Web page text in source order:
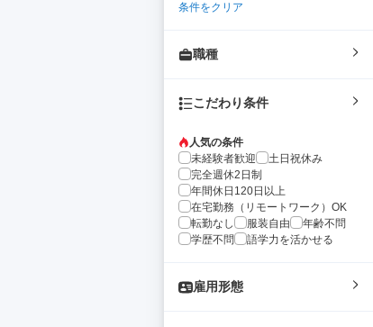
条件をクリア
職種
こだわり条件
人気の条件
未経験者歓迎
土日祝休み
完全週休2日制
年間休日120日以上
在宅勤務（リモートワーク）OK
転勤なし
服装自由
年齢不問
学歴不問
語学力を活かせる
雇用形態